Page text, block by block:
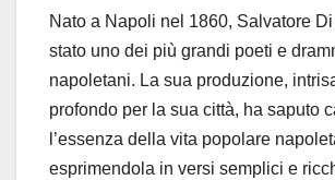
Nato a Napoli nel 1860, Salvatore
stato uno dei più grandi poeti e
napoletani. La sua produzione,
profondo per la sua città, ha saputo
l’essenza della vita popolare
esprimendola in versi semplici e